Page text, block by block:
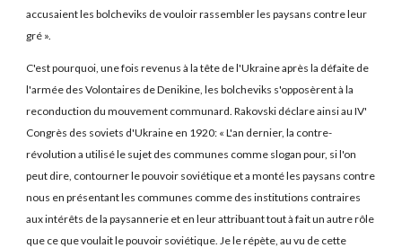
accusaient les bolcheviks de vouloir rassembler les paysans contre leur
gré ».
C'est pourquoi, une fois revenus à la tête de l'Ukraine après la défaite de
l'armée des Volontaires de Denikine, les bolcheviks s'opposèrent à la
reconduction du mouvement communard. Rakovski déclare ainsi au IV'
Congrès des soviets d'Ukraine en 1920: « L'an dernier, la contre-
révolution a utilisé le sujet des communes comme slogan pour, si l'on
peut dire, contourner le pouvoir soviétique et a monté les paysans contre
nous en présentant les communes comme des institutions contraires
aux intérêts de la paysannerie et en leur attribuant tout à fait un autre rôle
que ce que voulait le pouvoir soviétique. Je le répète, au vu de cette